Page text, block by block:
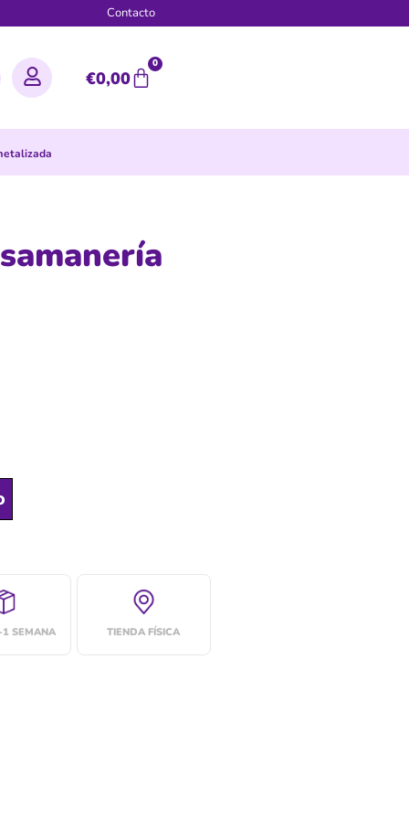
Contacto
€0,00
0
SEMANA TIENDA FÍSICA